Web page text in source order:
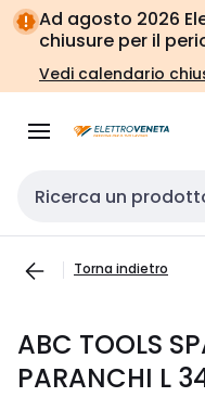
Vai alla
navigazione
Vai
alla
pagina
Ad agosto 2026
chiusure per il
Vedi calendario
Cerca input
Torna indietro
ABC TOOLS
PARANCHI L